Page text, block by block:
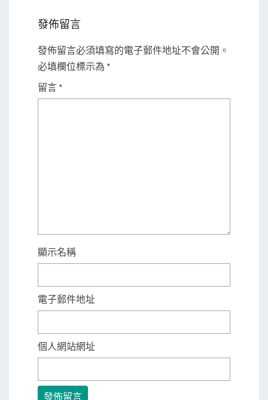
發佈留言
發佈留言必須填寫的電子郵件地址不會公開。
必填欄位標示為 *
留言 *
顯示名稱
電子郵件地址
個人網站網址